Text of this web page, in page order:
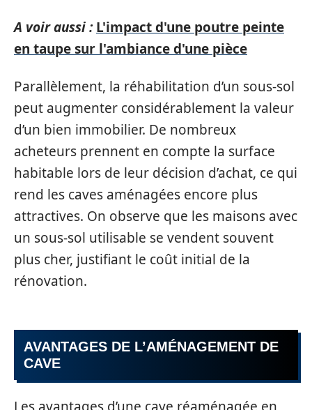
A voir aussi : L'impact d'une poutre peinte
en taupe sur l'ambiance d'une pièce
Parallèlement, la réhabilitation d’un sous-sol
peut augmenter considérablement la valeur
d’un bien immobilier. De nombreux
acheteurs prennent en compte la surface
habitable lors de leur décision d’achat, ce qui
rend les caves aménagées encore plus
attractives. On observe que les maisons avec
un sous-sol utilisable se vendent souvent
plus cher, justifiant le coût initial de la
rénovation.
AVANTAGES DE L’AMÉNAGEMENT DE
CAVE
Les avantages d’une cave réaménagée en